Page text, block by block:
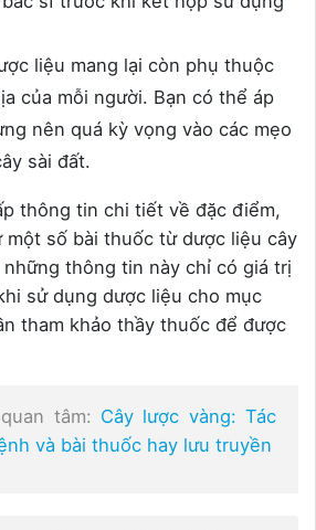
liệu mang lại còn phụ thuộc
của mỗi người. Bạn có thể áp
nên quá kỳ vọng vào các mẹo
sài đất.
thông tin chi tiết về đặc điểm,
một số bài thuốc từ dược liệu cây
thông tin này chỉ có giá trị
sử dụng dược liệu cho mục
tham khảo thầy thuốc để được
tâm: Cây lược vàng: Tác
và bài thuốc hay lưu truyền